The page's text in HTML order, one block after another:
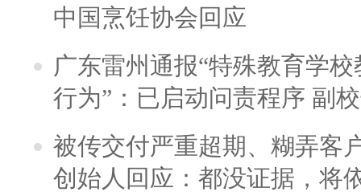
中国烹饪协会回应
广东雷州通报“特殊教育学
行为”：已启动问责程序 副
被传交付严重超期、糊弄客
创始人回应：都没证据，将